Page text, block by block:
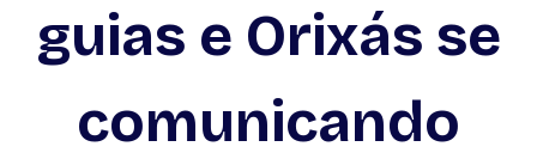
guias e Orixás se
comunicando